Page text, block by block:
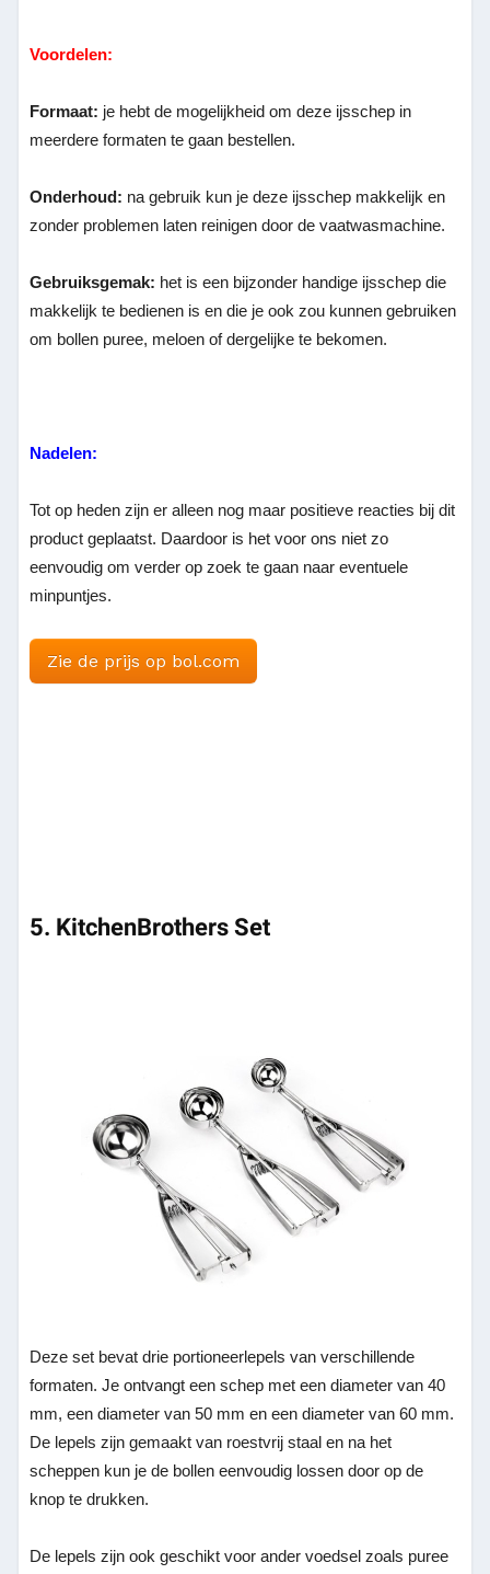
Voordelen:
Formaat: je hebt de mogelijkheid om deze ijsschep in
meerdere formaten te gaan bestellen.
Onderhoud: na gebruik kun je deze ijsschep makkelijk en
zonder problemen laten reinigen door de vaatwasmachine.
Gebruiksgemak: het is een bijzonder handige ijsschep die
makkelijk te bedienen is en die je ook zou kunnen gebruiken
om bollen puree, meloen of dergelijke te bekomen.
Nadelen:
Tot op heden zijn er alleen nog maar positieve reacties bij dit
product geplaatst. Daardoor is het voor ons niet zo
eenvoudig om verder op zoek te gaan naar eventuele
minpuntjes.
Zie de prijs op bol.com
5. KitchenBrothers Set
Deze set bevat drie portioneerlepels van verschillende
formaten. Je ontvangt een schep met een diameter van 40
mm, een diameter van 50 mm en een diameter van 60 mm.
De lepels zijn gemaakt van roestvrij staal en na het
scheppen kun je de bollen eenvoudig lossen door op de
knop te drukken.
De lepels zijn ook geschikt voor ander voedsel zoals puree